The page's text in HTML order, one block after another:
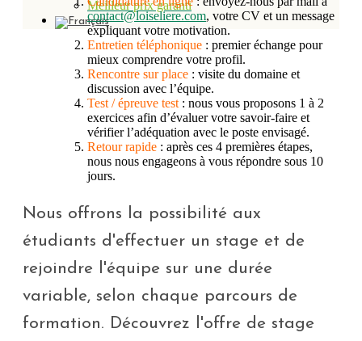
Meilleur prix garanti
contact@loiseliere.com, votre CV et un message
expliquant votre motivation.
Entretien téléphonique : premier échange pour
mieux comprendre votre profil.
Rencontre sur place : visite du domaine et
discussion avec l’équipe.
Test / épreuve test : nous vous proposons 1 à 2
exercices afin d’évaluer votre savoir-faire et
vérifier l’adéquation avec le poste envisagé.
Retour rapide : après ces 4 premières étapes,
nous nous engageons à vous répondre sous 10
jours.
Nous offrons la possibilité aux
étudiants d'effectuer un stage et de
rejoindre l'équipe sur une durée
variable, selon chaque parcours de
formation. Découvrez l'offre de stage